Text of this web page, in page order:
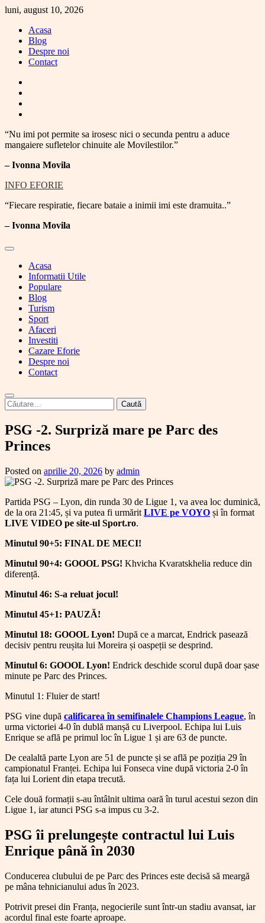
Skip
content
luni, august 10, 2026
Acasa
Blog
Despre noi
Contact
“Nu imi pot permite sa irosesc nici o secunda pentru a aduce
mangaiere sufletelor chinuite ale Movilestilor.”
– Ivonna Movila
INFO EFORIE
“Fiecare respiratie, fiecare bataie a inimii imi este dramuita..”
–Ivonna Movila
Acasa
Informatii Utile
Populare
Blog
Turism
Sport
Afaceri
Investiti
Cazare Eforie
Despre noi
Contact
Caută
după:
PSG -2. Surpriză mare pe Parc des
Princes
Posted on aprilie 20, 2026 by admin
Partida PSG – Lyon, din runda 30 de Ligue 1, va avea loc duminică,
de la ora 21:45, și va putea fi urmărit LIVE pe VOYO și în format
LIVE VIDEO pe site-ul Sport.ro.
Minutul 90+5: FINAL DE MECI!
Minutul 90+4: GOOOL PSG! Khvicha Kvaratskhelia reduce din
diferență.
Minutul 46: S-a reluat jocul!
Minutul 45+1: PAUZĂ!
Minutul 18: GOOOL Lyon! După ce a marcat, Endrick pasează
decisiv pentru reușita lui Moreira și oaspeții se desprind.
Minutul 6: GOOOL Lyon! Endrick deschide scorul după doar șase
minute pe Parc des Princes.
Minutul 1: Fluier de start!
PSG vine după calificarea în semifinalele Champions League, în
urma victoriei 4-0 în dublă manșă cu Liverpool. Echipa lui Luis
Enrique se află pe primul loc în Ligue 1 și are 63 de puncte.
De cealaltă parte Lyon are 51 de puncte și se află pe poziția 29 în
campionatul Franței. Echipa lui Fonseca vine după victoria 2-0 în
fața lui Lorient din etapa trecută.
Cele două formații s-au întâlnit ultima oară în turul acestui sezon din
Ligue 1, iar atunci PSG s-a impus cu 3-2.
PSG îi prelungește contractul lui Luis
Enrique până în 2030
Conducerea clubului de pe Parc des Princes este decisă să meargă
pe mâna tehnicianului adus în 2023.
Potrivit presei din Franța, negocierile sunt într-un stadiu avansat, iar
acordul final este foarte aproape.